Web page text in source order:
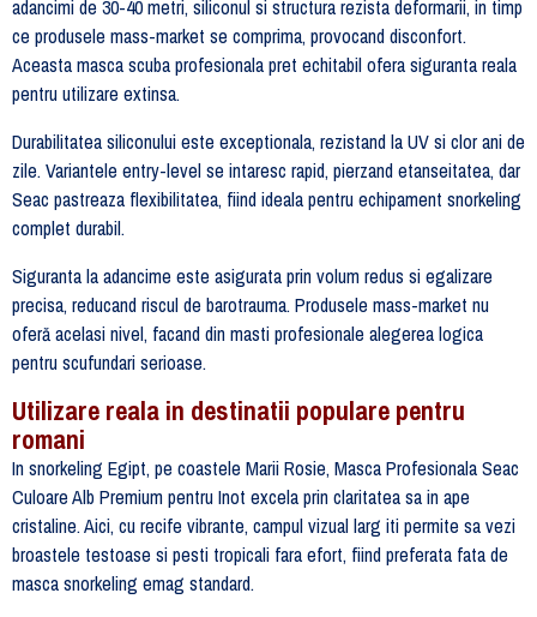
adancimi de 30-40 metri, siliconul si structura rezista deformarii, in timp
ce produsele mass-market se comprima, provocand disconfort.
Aceasta masca scuba profesionala pret echitabil ofera siguranta reala
pentru utilizare extinsa.
Durabilitatea siliconului este exceptionala, rezistand la UV si clor ani de
zile. Variantele entry-level se intaresc rapid, pierzand etanseitatea, dar
Seac pastreaza flexibilitatea, fiind ideala pentru echipament snorkeling
complet durabil.
Siguranta la adancime este asigurata prin volum redus si egalizare
precisa, reducand riscul de barotrauma. Produsele mass-market nu
oferă acelasi nivel, facand din masti profesionale alegerea logica
pentru scufundari serioase.
Utilizare reala in destinatii populare pentru
romani
In snorkeling Egipt, pe coastele Marii Rosie, Masca Profesionala Seac
Culoare Alb Premium pentru Inot excela prin claritatea sa in ape
cristaline. Aici, cu recife vibrante, campul vizual larg iti permite sa vezi
broastele testoase si pesti tropicali fara efort, fiind preferata fata de
masca snorkeling emag standard.